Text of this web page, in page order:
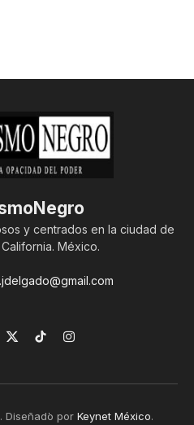
y centrados en la ciudad de
México.
X
TikTokInstagram
Diseñado por Keynet México.